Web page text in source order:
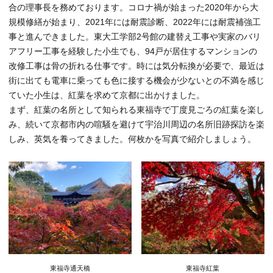
合の理事長を務めております。コロナ禍が始まった2020年から大
規模修繕が始まり、2021年には耐震診断、2022年には耐震補強工
事と進んできました。東大工学部2号館の建替え工事や実家のバリ
アフリー工事を経験した小生でも、94戸が居住するマンションの
改修工事は骨の折れる仕事です。時には気分転換が必要で、最近は
街に出ても電車に乗っても色に接する機会が少ないとの不満を感じ
ていた小生は、紅葉を求めて京都に出かけました。
まず、紅葉の名所として知られる東福寺で丁度見ごろの紅葉を楽し
み、続いて京都市内の喧騒を避けて宇治川周辺の名所旧跡探訪を楽
しみ、英気を養ってきました。何枚かを写真で紹介しましょう。
東福寺通天橋 東福寺紅葉